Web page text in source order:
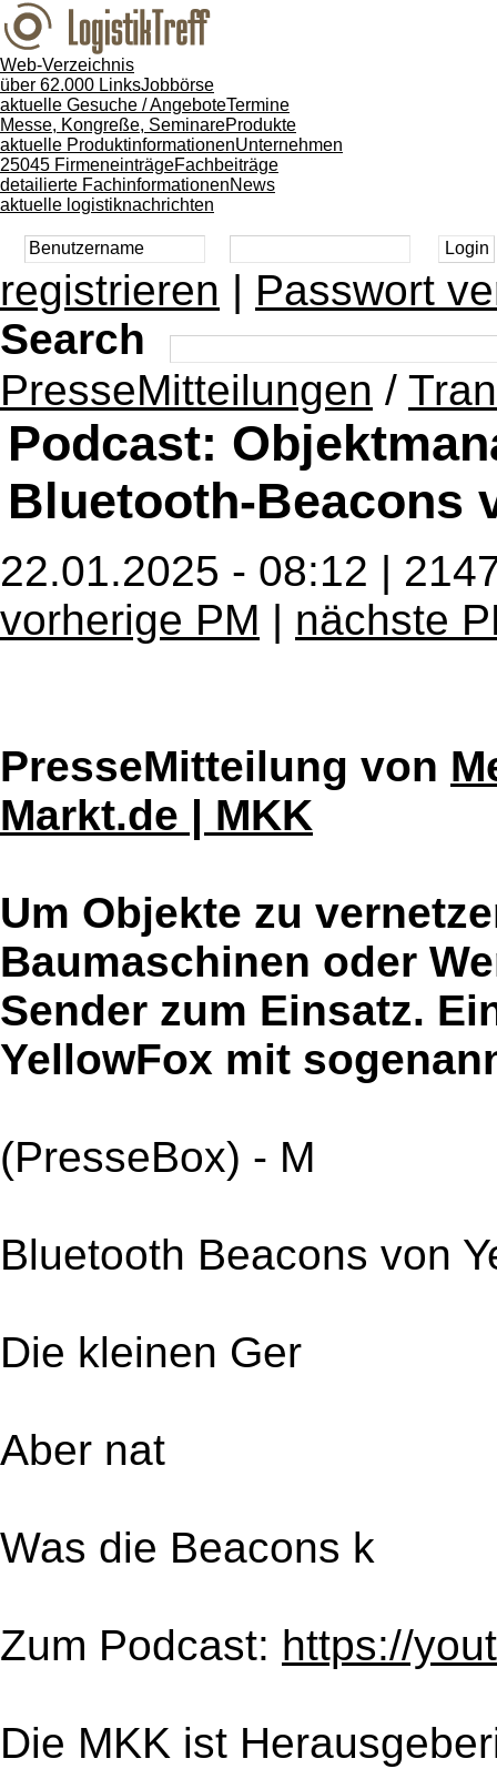
Web-Verzeichnis
über 62.000 LinksJobbörse
aktuelle Gesuche / AngeboteTermine
Messe, Kongreße, SeminareProdukte
aktuelle ProduktinformationenUnternehmen
25045 FirmeneinträgeFachbeiträge
detailierte FachinformationenNews
aktuelle logistiknachrichten
registrieren | Passwort
Search
PresseMitteilungen /
Podcast:
Bluetooth-Beacons
22.01.2025 - 08:12 |
vorherige PM | nächste
PresseMitteilung von
Markt.de | MKK
Um Objekte zu
Baumaschinen oder
Sender zum Einsatz.
YellowFox mit
(PresseBox) - M
Bluetooth Beacons von
Die kleinen Ger
Aber nat
Was die Beacons k
Zum Podcast: https://
Die MKK ist